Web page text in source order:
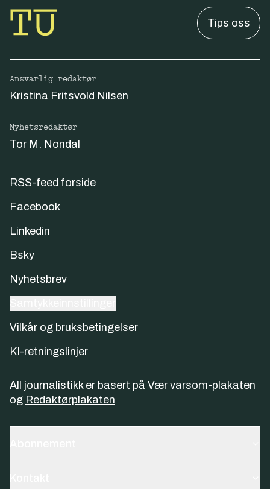
Tips oss
Ansvarlig redaktør
Kristina Fritsvold Nilsen
Nyhetsredaktør
Tor M. Nondal
RSS-feed forside
Facebook
Linkedin
Bsky
Nyhetsbrev
Vilkår og bruksbetingelser
KI-retningslinjer
All journalistikk er basert på Vær varsom-plakaten
og Redaktørplakaten